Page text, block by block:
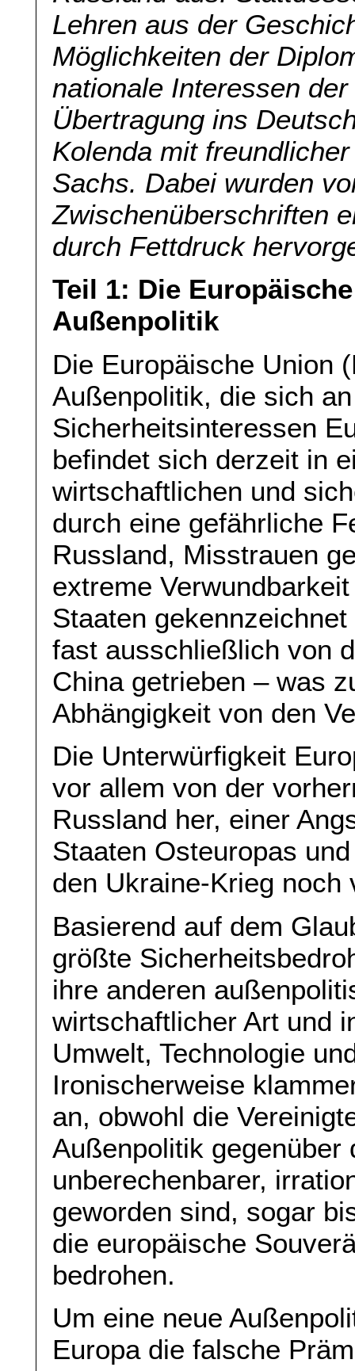
Lehren aus der
Möglichkeiten der
nationale Interessen
Übertragung ins
Kolenda mit
Sachs. Dabei wurden
Zwischenüberschriften
durch Fettdruck
Teil 1: Die
Außenpolitik
Die Europäische Union
Außenpolitik, die sich
Sicherheitsinteressen
befindet sich derzeit in
wirtschaftlichen und
durch eine gefährliche
Russland, Misstrauen
extreme
Staaten
fast ausschließlich von
China getrieben – was
Abhängigkeit von den
Die Unterwürfigkeit
vor allem von der
Russland her, einer
Staaten Osteuropas
den Ukraine-Krieg noch
Basierend auf dem
größte
ihre anderen
wirtschaftlicher Art und
Umwelt, Technologie
Ironischerweise
an, obwohl die
Außenpolitik gegenüber
unberechenbarer,
geworden sind, sogar
die europäische
bedrohen.
Um eine neue
Europa die falsche